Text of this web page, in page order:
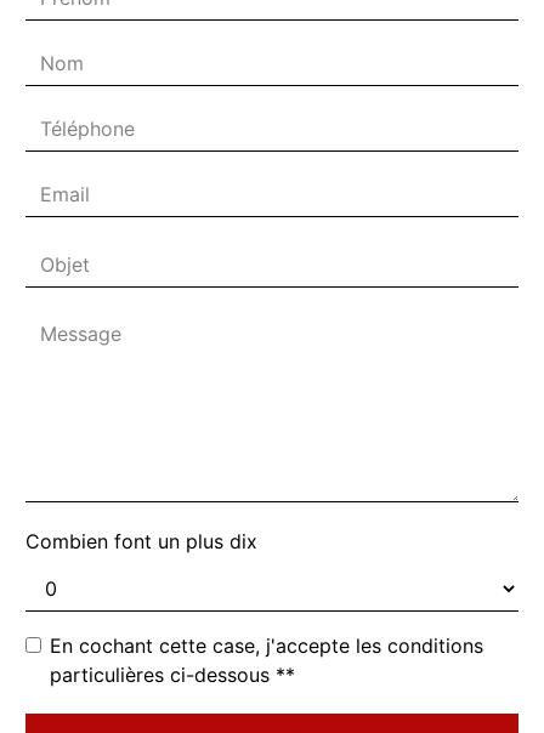
Combien font un plus dix
En cochant cette case, j'accepte les conditions
particulières ci-dessous **